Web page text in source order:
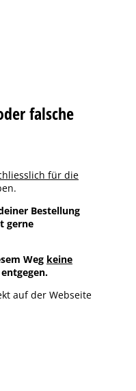
falsche
für die
Bestellung
gerne
Weg keine
auf der Webseite